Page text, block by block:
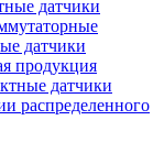
датчики
датчики
продукция
датчики
распределенного